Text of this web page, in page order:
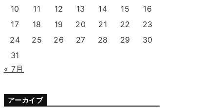
10
11 12 13 14 15
16
17
18 19 20 21 22
23
24
25 26 27 28 29
30
31
« 7月
アーカイブ